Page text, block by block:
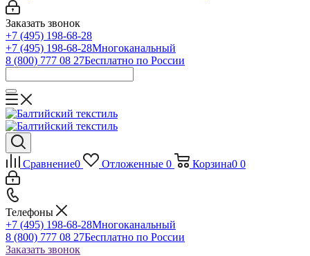
Заказать звонок
+7 (495) 198-68-28
+7 (495) 198-68-28Многоканальный
8 (800) 777 08 27Бесплатно по России
Сравнение0 Отложенные 0 Корзина0 0
Телефоны
+7 (495) 198-68-28Многоканальный
8 (800) 777 08 27Бесплатно по России
Заказать звонок